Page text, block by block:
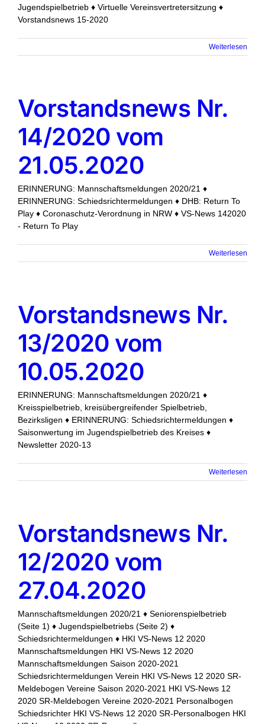
Jugendspielbetrieb ♦ Virtuelle Vereinsvertretersitzung ♦
Vorstandsnews 15-2020
Weiterlesen
Vorstandsnews Nr.
14/2020 vom
21.05.2020
ERINNERUNG: Mannschaftsmeldungen 2020/21 ♦
ERINNERUNG: Schiedsrichtermeldungen ♦ DHB: Return To
Play ♦ Coronaschutz-Verordnung in NRW ♦ VS-News 142020
- Return To Play
Weiterlesen
Vorstandsnews Nr.
13/2020 vom
10.05.2020
ERINNERUNG: Mannschaftsmeldungen 2020/21 ♦
Kreisspielbetrieb, kreisübergreifender Spielbetrieb,
Bezirksligen ♦ ERINNERUNG: Schiedsrichtermeldungen ♦
Saisonwertung im Jugendspielbetrieb des Kreises ♦
Newsletter 2020-13
Weiterlesen
Vorstandsnews Nr.
12/2020 vom
27.04.2020
Mannschaftsmeldungen 2020/21 ♦ Seniorenspielbetrieb
(Seite 1) ♦ Jugendspielbetriebs (Seite 2) ♦
Schiedsrichtermeldungen ♦ HKI VS-News 12 2020
Mannschaftsmeldungen HKI VS-News 12 2020
Mannschaftsmeldungen Saison 2020-2021
Schiedsrichtermeldungen Verein HKI VS-News 12 2020 SR-
Meldebogen Vereine Saison 2020-2021 HKI VS-News 12
2020 SR-Meldebogen Vereine 2020-2021 Personalbogen
Schiedsrichter HKI VS-News 12 2020 SR-Personalbogen HKI